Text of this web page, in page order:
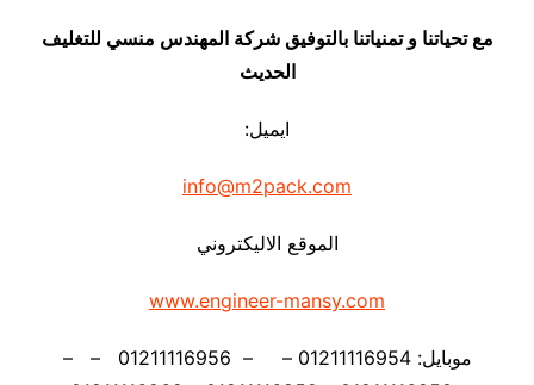
مع تحياتنا و تمنياتنا بالتوفيق شركة المهندس منسي للتغليف
الحديث
ايميل:
info@m2pack.com
الموقع الاليكتروني
www.engineer-mansy.com
موبايل: 01211116954 – – 01211116956 – –